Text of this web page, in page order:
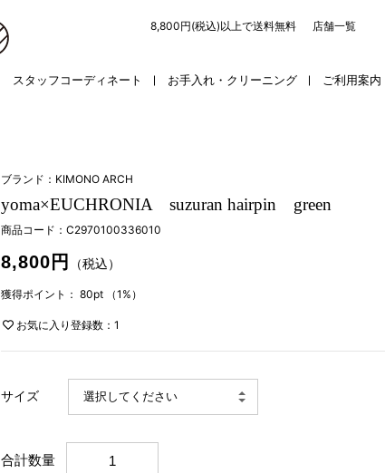
8,800円(税込)以上で送料無料 店舗一覧
スタッフコーディネート お手入れ・クリーニング ご利用案内
ブランド：KIMONO ARCH
yoma×EUCHRONIA suzuran hairpin green
商品コード： C2970100336010
8,800円 （税込）
獲得ポイント： 80pt （1%）
お気に入り登録数：1
サイズ
合計数量